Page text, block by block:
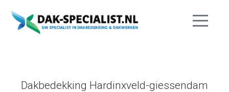
Dakbedekking Hardinxveld-giessendam